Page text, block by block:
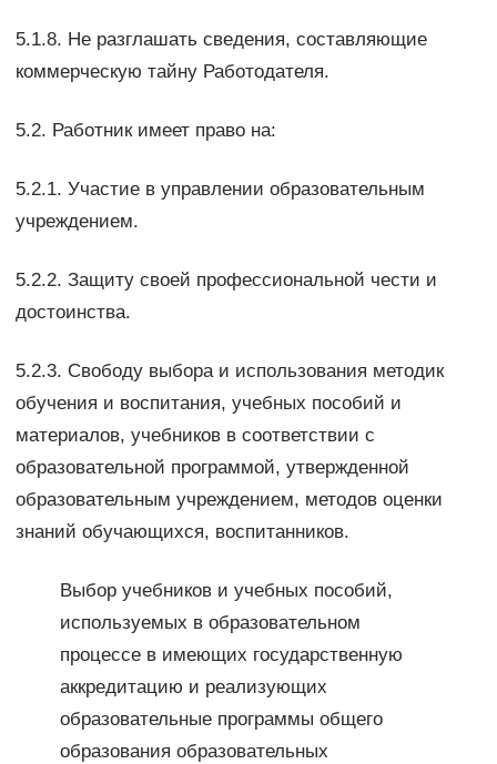
5.1.8. Не разглашать сведения, составляющие
коммерческую тайну Работодателя.
5.2. Работник имеет право на:
5.2.1. Участие в управлении образовательным
учреждением.
5.2.2. Защиту своей профессиональной чести и
достоинства.
5.2.3. Свободу выбора и использования методик
обучения и воспитания, учебных пособий и
материалов, учебников в соответствии с
образовательной программой, утвержденной
образовательным учреждением, методов оценки
знаний обучающихся, воспитанников.
Выбор учебников и учебных пособий,
используемых в образовательном
процессе в имеющих государственную
аккредитацию и реализующих
образовательные программы общего
образования образовательных